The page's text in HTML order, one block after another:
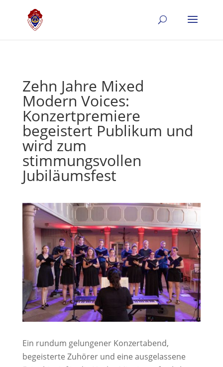
Zehn Jahre Mixed
Modern Voices:
Konzertpremiere
begeistert Publikum und
wird zum
stimmungsvollen
Jubiläumsfest
Ein rundum gelungener Konzertabend,
begeisterte Zuhörer und eine ausgelassene